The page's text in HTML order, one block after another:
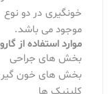
خونگیری در دو
موجود می باشد.
موارد استفاده از گارو
بخش های جراحی
بخش های خون